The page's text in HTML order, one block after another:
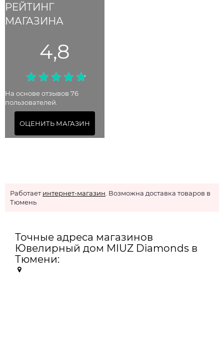
РЕЙТИНГ
МАГАЗИНА
4,8
На основе отзывов 76
пользователей.
ОЦЕНИТЬ МАГАЗИН
Работаетинтернет-магазин . Возможна доставка товаров в
Тюмень
Точные адреса магазинов
Ювелирный дом MIUZ Diamonds в
Тюмени: